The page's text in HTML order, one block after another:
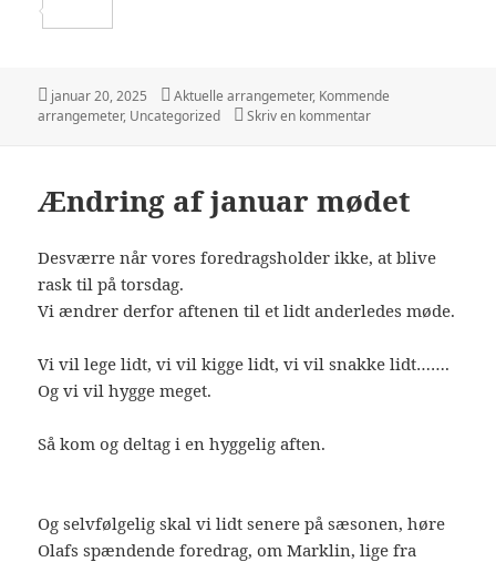
r
Udgivet
i
januar 20, 2025 Kategorier
Aktuelle arrangemeter, Kommende
arrangemeter, Uncategorized Skriv en kommentartil Torsdag d- 13
Ændring af januar mødet
Desværre når vores foredragsholder ikke, at blive
rask til på torsdag.
Vi ændrer derfor aftenen til et lidt anderledes møde.
Vi vil lege lidt, vi vil kigge lidt, vi vil snakke lidt…….
Og vi vil hygge meget.
Så kom og deltag i en hyggelig aften.
Og selvfølgelig skal vi lidt senere på sæsonen, høre
Olafs spændende foredrag, om Marklin, lige fra